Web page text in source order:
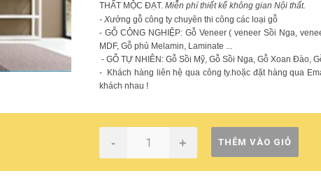
THẤT MỘC ĐẠT. Miễn phí thiết kế không gian Nội thất.
- Xưởng gỗ công ty chuyên thi công các loại gỗ
- GỖ CÔNG NGHIỆP: Gỗ Veneer ( veneer Sồi Nga,
MDF, Gỗ phủ Melamin, Laminate ...
- GỖ TỰ NHIÊN: Gỗ Sồi Mỹ, Gỗ Sồi Nga, Gỗ Xoan Đào,
- Khách hàng liên hệ qua công ty.hoặc đặt hàng qua
khách nhau !
- + THÊM VÀO GIỎ